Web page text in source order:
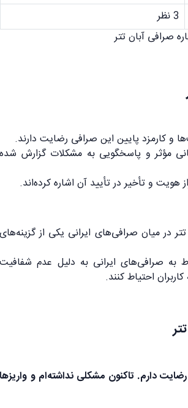
3 نظر
صرافی آبان تتر
و کارمزد پایین این صرافی رضایت دارند.
مؤثر و پاسخگویی به مشکلات گزارش شده
هویت و تأخیر در تأیید آن اشاره کرده‌اند.
در میان صرافی‌های ایرانی یکی از گزینه‌های
به صرافی‌های ایرانی به دلیل عدم شفافیت
احتیاط کنند.
دارم. تاکنون مشکلی نداشته‌ام و واریزها